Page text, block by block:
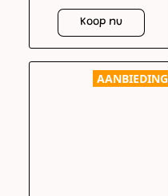
Koop nu
AANBIEDING